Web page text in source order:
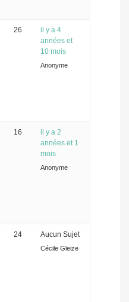
26
il y a 4
années et
10 mois
Anonyme
16
il y a 2
années et 1
mois
Anonyme
24 Aucun Sujet
Cécile Gleize